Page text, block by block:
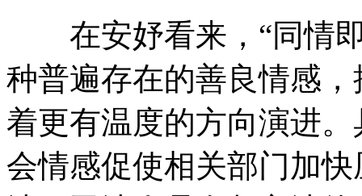
在安妤看来，“同情即
种普遍存在的善良情感
着更有温度的方向演进
会情感促使相关部门加